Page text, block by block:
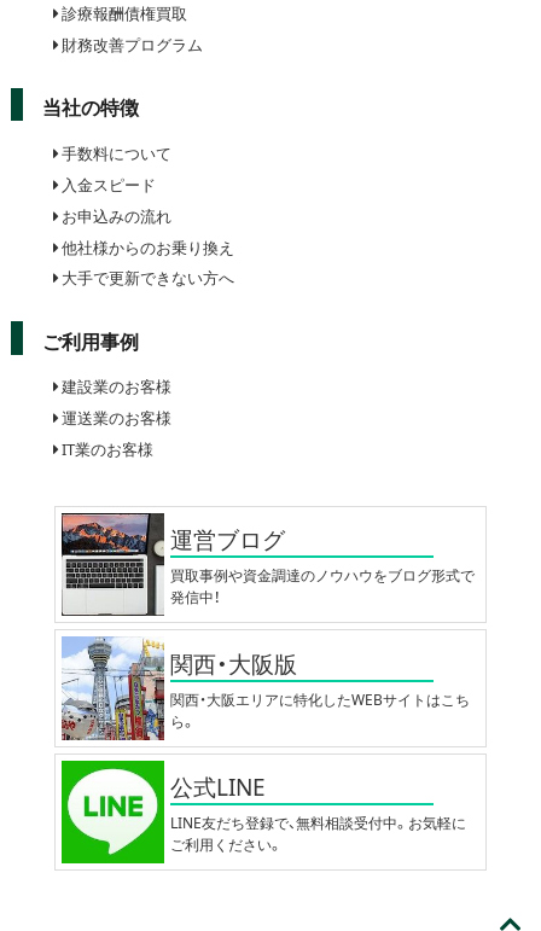
診療報酬債権買取
財務改善プログラム
当社の特徴
手数料について
入金スピード
お申込みの流れ
他社様からのお乗り換え
大手で更新できない方へ
ご利用事例
建設業のお客様
運送業のお客様
IT業のお客様
運営ブログ
買取事例や資金調達のノウハウをブログ形式で
発信中！
関西・大阪版
関西・大阪エリアに特化したWEBサイトはこち
ら。
公式LINE
LINE友だち登録で、無料相談受付中。お気軽に
ご利用ください。